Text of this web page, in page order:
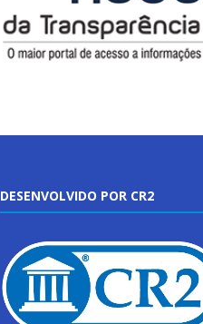
DESENVOLVIDO POR CR2